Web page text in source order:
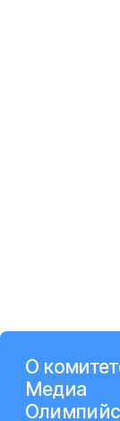
О
Медиа